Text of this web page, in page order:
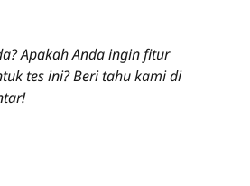
Apakah Anda ingin fitur
tes ini? Beri tahu kami di